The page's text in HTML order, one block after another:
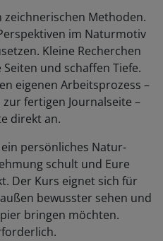
Methoden.
im Naturmotiv
Kleine Recherchen
und schaffen Tiefe.
eigenen Arbeitsprozess –
fertigen Journalseite –
direkt an.
persönliches Natur-
schult und Eure
Der Kurs eignet sich für
bewusster sehen und
bringen möchten.